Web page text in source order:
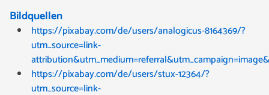
Bildquellen
https://pixabay.com/de/users/analogicus-8164369/?
utm_source=link-
https://pixabay.com/de/users/stux-12364/?
utm_source=link-